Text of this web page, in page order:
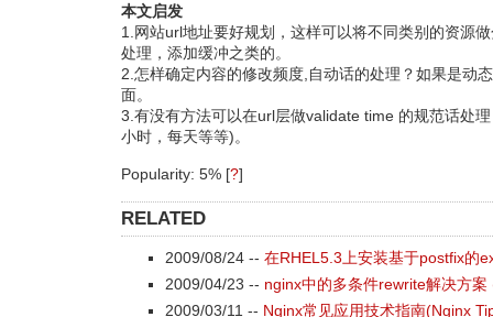
本文启发
1.网站url地址要好规划，这样可以将不同类别的资源
处理，添加缓冲之类的。
2.怎样确定内容的修改频度,自动话的处理？如果是动
面。
3.有没有方法可以在url层做validate time 的规范话处
小时，每天等等)。
Popularity: 5% [?]
RELATED
2009/08/24 -- 在RHEL5.3上安装基于postfix的
2009/04/23 -- nginx中的多条件rewrite解决方案
2009/03/11 -- Nginx常见应用技术指南(Nginx